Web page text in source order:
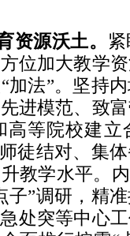
资源沃土。
位加大教学
加法”。坚持
进模范、致
高等院校建
徒结对、集
教学水平。
子”调研，精
处突等中心